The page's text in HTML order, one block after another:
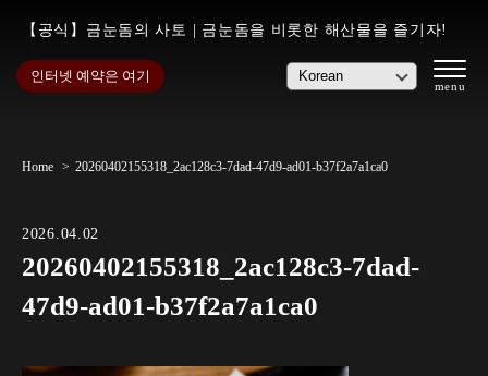
【공식】금눈돔의 사토 | 금눈돔을 비롯한 해산물을 즐기자!
인터넷 예약은 여기
Home 20260402155318_2ac128c3-7dad-47d9-ad01-b37f2a7a1ca0
2026.04.02
20260402155318_2ac128c3-7dad-
47d9-ad01-b37f2a7a1ca0